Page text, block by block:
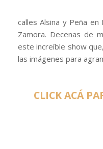
calles Alsina y Peña
Zamora. Decenas de
este increíble show
las imágenes para
CLICK ACÁ